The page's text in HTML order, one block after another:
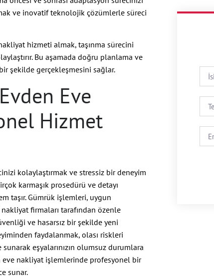
ve inovatif teknolojik çözümlerle süreci
hizmeti almak, taşınma sürecini
Bu aşamada doğru planlama ve
bir şekilde gerçekleşmesini sağlar.
Eve
Hizmet
kolaylaştırmak ve stressiz bir deneyim
karmaşık prosedürü ve detayı
taşır. Gümrük işlemleri, uygun
firmaları tarafından özenle
ve hasarsız bir şekilde yeni
faydalanmak, olası riskleri
eşyalarınızın olumsuz durumlara
eve nakliyat işlemlerinde profesyonel bir
sunar.